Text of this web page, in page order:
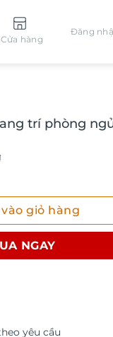
Cửa hàng
Đăng
trí phòng
phòng ngủ cho bé
giỏ hàng
NGAY
yêu cầu